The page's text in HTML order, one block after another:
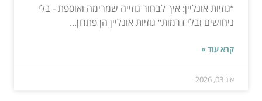
״גוזיות אונליין: איך לבחור גוזייה שמרימה ואוספת - בלי
ניחושים ובלי דרמות״ גוזיות אונליין הן פתרון...
קרא עוד »
אוג 03, 2026